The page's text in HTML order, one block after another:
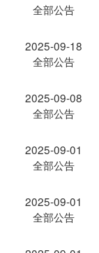
全部公告
2025-09-18
全部公告
2025-09-08
全部公告
2025-09-01
全部公告
2025-09-01
全部公告